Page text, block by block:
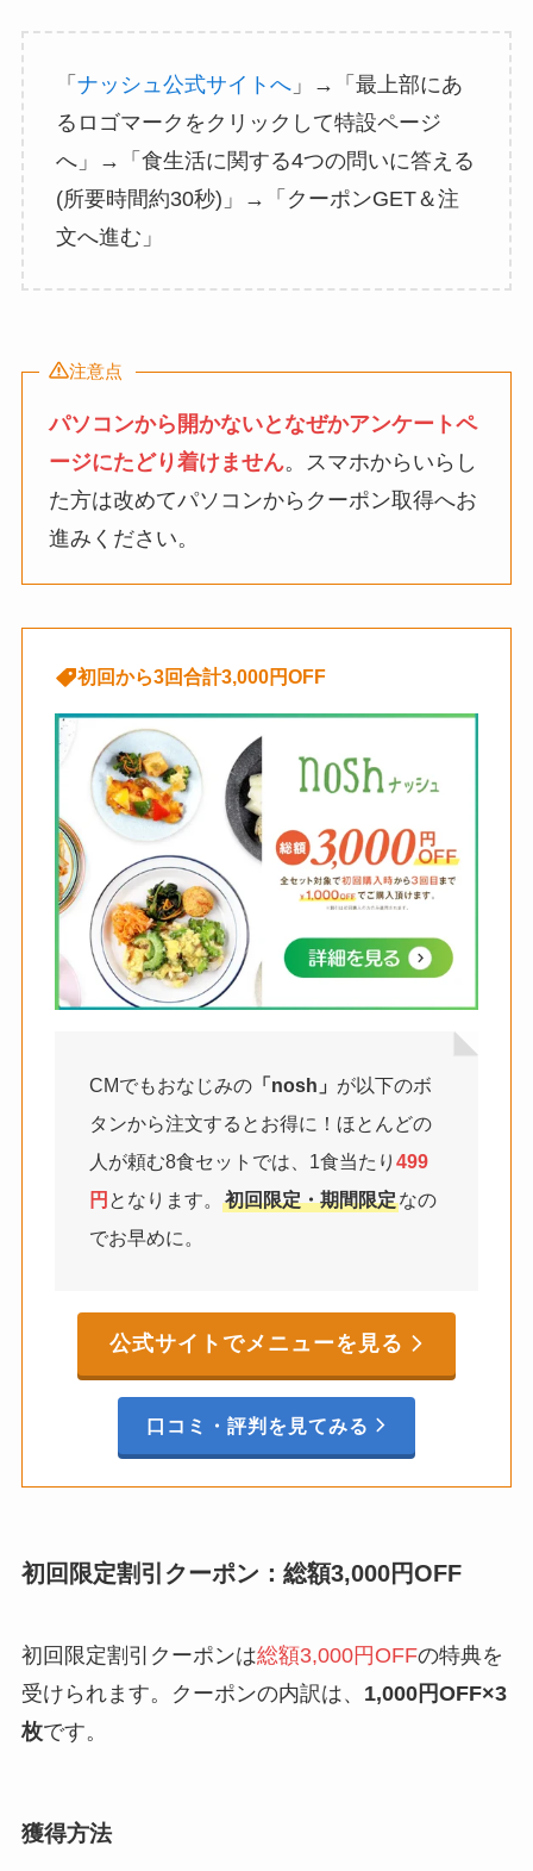
「 ナッシュ公式サイトへ」→「最上部にあ
るロゴマークをクリックして特設ページ
へ」→「食生活に関する4つの問いに答える
(所要時間約30秒)」→「クーポンGET＆注
文へ進む」
注意点
パソコンから開かないとなぜかアンケートペ
ージにたどり着けません。スマホからいらし
た方は改めてパソコンからクーポン取得へお
進みください。
初回から3回合計3,000円OFF
CMでもおなじみの「nosh」 が以下のボ
タンから注文するとお得に！ほとんどの
人が頼む8食セットでは、1食当たり 499
円 となります。 初回限定・期間限定なの
でお早めに。
公式サイトでメニューを見る
口コミ・評判を見てみる
初回限定割引クーポン：総額3,000円OFF
初回限定割引クーポンは総額3,000円OFFの特典を
受けられます。クーポンの内訳は、 1,000円OFF×3
枚です。
獲得方法